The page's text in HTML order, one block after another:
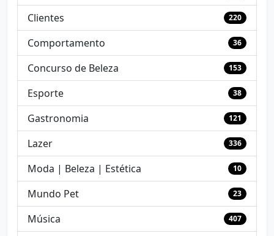
Clientes 220
Comportamento 36
Concurso de Beleza 153
Esporte 38
Gastronomia 121
Lazer 336
Moda | Beleza | Estética 10
Mundo Pet 23
Música 407